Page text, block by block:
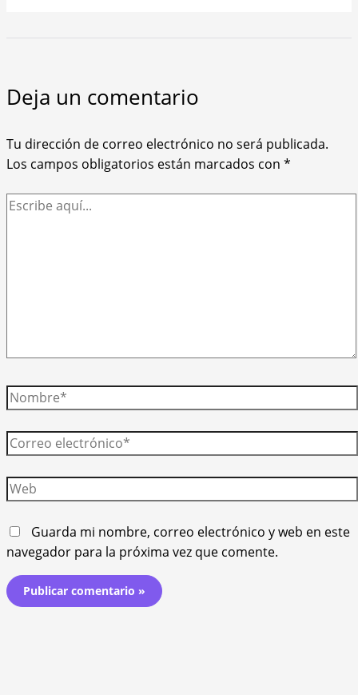
Deja un comentario
Tu dirección de correo electrónico no será publicada.
Los campos obligatorios están marcados con *
Escribe
Nombre*
Correo
electrónico*
Web
Guarda mi nombre, correo electrónico y web en este
navegador para la próxima vez que comente.